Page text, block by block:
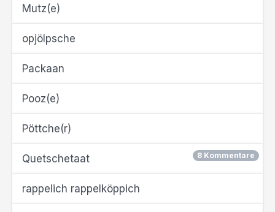
Mutz(e)
opjölpsche
Packaan
Pooz(e)
Pöttche(r)
8 Kommentare
Quetschetaat
rappelich rappelköppich